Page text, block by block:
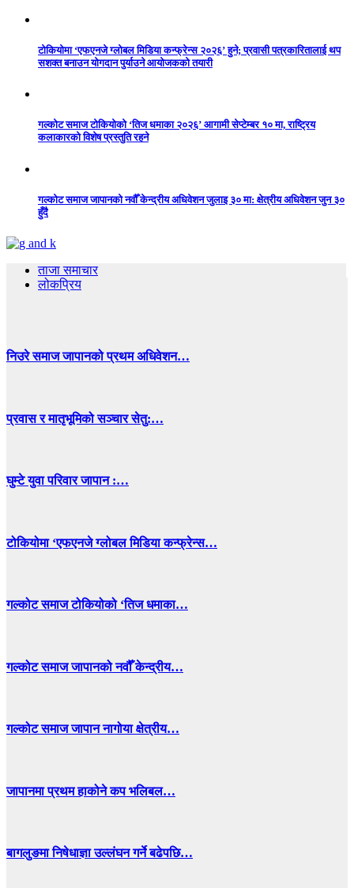
टोकियोमा ‘एफएनजे ग्लोबल मिडिया कन्फ्रेन्स २०२६’ हुने; प्रवासी पत्रकारितालाई थप
सशक्त बनाउन योगदान पुर्याउने आयोजकको तयारी
गल्कोट समाज टोकियोको ‘तिज धमाका २०२६’ आगामी सेप्टेम्बर १० मा, राष्ट्रिय
कलाकारको विशेष प्रस्तुति रहने
गल्कोट समाज जापानको नवौँ केन्द्रीय अधिवेशन जुलाइ ३० मा: क्षेत्रीय अधिवेशन जुन ३०
हुँदै
ताजा समाचार
लोकप्रिय
निउरे समाज जापानको प्रथम अधिवेशन…
प्रवास र मातृभूमिको सञ्चार सेतु:…
घुम्टे युवा परिवार जापान :…
टोकियोमा ‘एफएनजे ग्लोबल मिडिया कन्फ्रेन्स…
गल्कोट समाज टोकियोको ‘तिज धमाका…
गल्कोट समाज जापानको नवौँ केन्द्रीय…
गल्कोट समाज जापान नागोया क्षेत्रीय…
जापानमा प्रथम हाकोने कप भलिबल…
बागलुङमा निषेधाज्ञा उल्लंघन गर्ने बढेपछि…